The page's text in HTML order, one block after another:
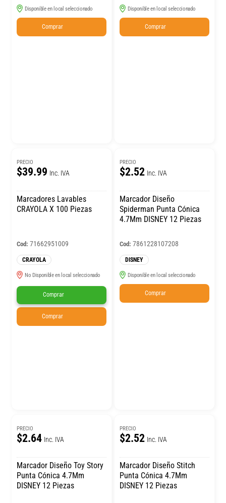
Disponible en local seleccionado
Comprar
Disponible en local seleccionado
Comprar
PRECIO
$39.99 Inc. IVA
Marcadores Lavables
CRAYOLA X 100 Piezas
Cod: 71662951009
CRAYOLA
No Disponible en local seleccionado
Comprar
Comprar
PRECIO
$2.52 Inc. IVA
Marcador Diseño
Spiderman Punta Cónica
4.7Mm DISNEY 12 Piezas
Cod: 7861228107208
DISNEY
Disponible en local seleccionado
Comprar
PRECIO
$2.64 Inc. IVA
Marcador Diseño Toy Story
Punta Cónica 4.7Mm
DISNEY 12 Piezas
PRECIO
$2.52 Inc. IVA
Marcador Diseño Stitch
Punta Cónica 4.7Mm
DISNEY 12 Piezas